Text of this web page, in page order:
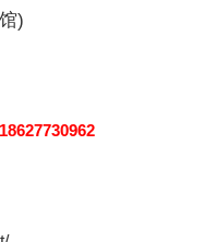
)
18627730962